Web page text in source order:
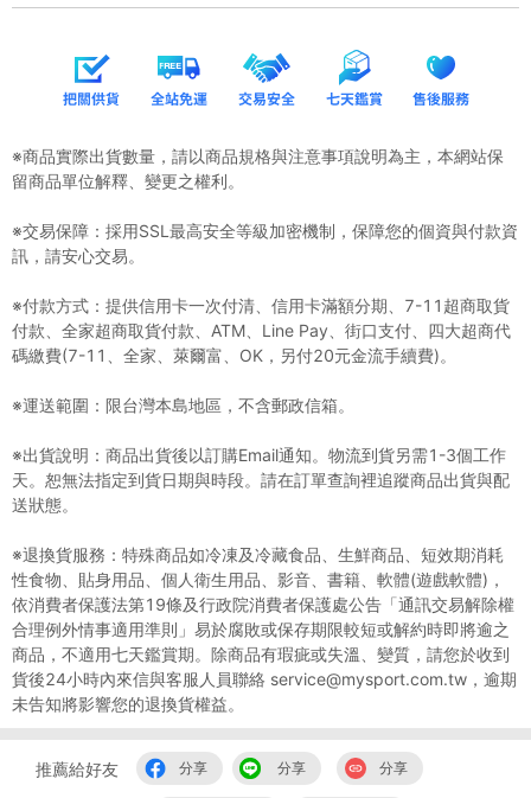
※商品實際出貨數量，請以商品規格與注意事項說明為主，本網站保
留商品單位解釋、變更之權利。
※交易保障：採用SSL最高安全等級加密機制，保障您的個資與付款資
訊，請安心交易。
※付款方式：提供信用卡一次付清、信用卡滿額分期、7-11超商取貨
付款、全家超商取貨付款、ATM、Line Pay、街口支付、四大超商代
碼繳費(7-11、全家、萊爾富、OK，另付20元金流手續費)。
※運送範圍：限台灣本島地區，不含郵政信箱。
※出貨說明：商品出貨後以訂購Email通知。物流到貨另需1-3個工作
天。恕無法指定到貨日期與時段。請在訂單查詢裡追蹤商品出貨與配
送狀態。
※退換貨服務：特殊商品如冷凍及冷藏食品、生鮮商品、短效期消耗
性食物、貼身用品、個人衛生用品、影音、書籍、軟體(遊戲軟體)，
依消費者保護法第19條及行政院消費者保護處公告「通訊交易解除權
合理例外情事適用準則」易於腐敗或保存期限較短或解約時即將逾之
商品，不適用七天鑑賞期。除商品有瑕疵或失溫、變質，請您於收到
貨後24小時內來信與客服人員聯絡 service@mysport.com.tw，逾期
未告知將影響您的退換貨權益。
推薦給好友 分享 分享 分享